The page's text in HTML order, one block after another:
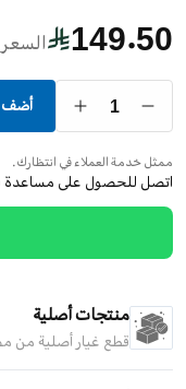
149.50
1 أضف
ممثل خدمة العملاء في انتظارك.
اتصل للحصول على مساعدة
منتجات أصلية
قطع غيار أصلية من